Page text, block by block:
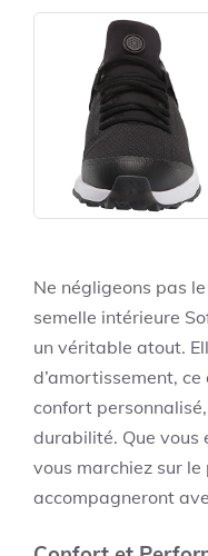
Ne négligeons pas
semelle intérieure
un véritable atout.
d’amortissement,
confort
durabilité. Que vous
vous marchiez sur le
accompagneront